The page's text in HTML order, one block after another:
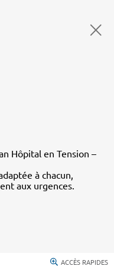
Hôpital en Tension –
à chacun,
aux urgences.
ACCÈS RAPIDES